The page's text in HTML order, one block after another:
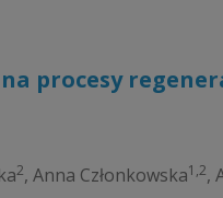
procesy
2, Anna Członkowska1,2,